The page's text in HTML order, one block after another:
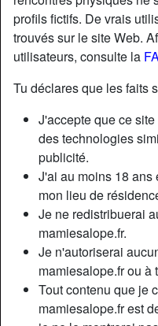
profils fictifs. De vrais
trouvés sur le site Web.
utilisateurs, consulte la
Tu déclares que les faits
J'accepte que ce
des technologies
publicité.
J'ai au moins 18 ans
mon lieu de
Je ne redistribuerai
mamiesalope.fr.
Je n'autoriserai
mamiesalope.fr ou à
Tout contenu que je
mamiesalope.fr est
Nickname:
Âge:
Pays:
Département: